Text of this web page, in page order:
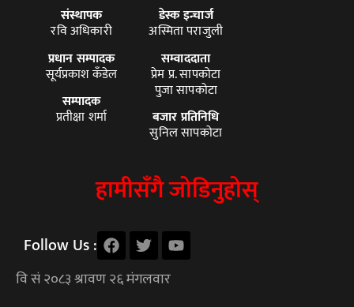
संस्थापक
रवि अधिकारी
प्रधान सम्पादक
सूर्यप्रकाश कँडेल
सम्पादक
प्रतीक्षा शर्मा
डेस्क इन्चार्ज
अस्मिता पराजुली
सम्वाददाता
प्रेम प्र. सापकोटा
पुजा सापकोटा
बजार प्रतिनिधि
सुनिल सापकोटा
हामीसँगै जोडिनुहोस्
Follow Us :